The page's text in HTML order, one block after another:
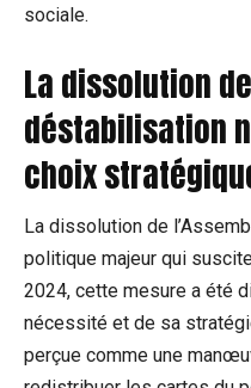
sociale.
La dissolution
déstabilisation
choix
La dissolution de
politique majeur qui
2024, cette mesure a été
nécessité et de sa
perçue comme une